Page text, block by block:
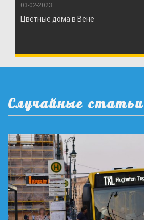
03-02-2023
Цветные дома в Вене
Случайные статьи